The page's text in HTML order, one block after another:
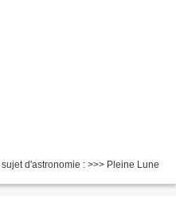
d'astronomie : >>> Pleine Lune